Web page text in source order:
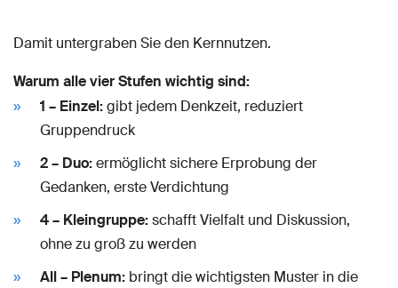
Damit untergraben Sie den Kernnutzen.
Warum alle vier Stufen wichtig sind:
1 – Einzel:gibt jedem Denkzeit, reduziert
Gruppendruck
2 – Duo:ermöglicht sichere Erprobung der
Gedanken, erste Verdichtung
4 – Kleingruppe:schafft Vielfalt und Diskussion,
ohne zu groß zu werden
All – Plenum: bringt die wichtigsten Muster in die